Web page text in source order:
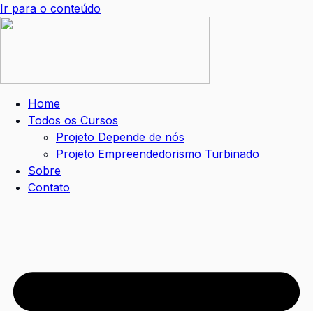
Ir para o conteúdo
Home
Todos os Cursos
Projeto Depende de nós
Projeto Empreendedorismo Turbinado
Sobre
Contato